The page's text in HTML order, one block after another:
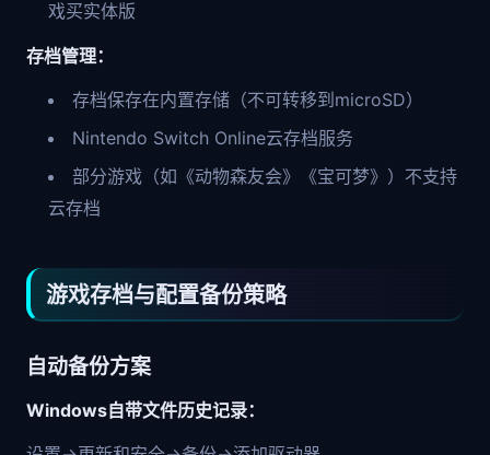
戏买实体版
存档管理：
存档保存在内置存储（不可转移到microSD）
Nintendo Switch Online云存档服务
部分游戏（如《动物森友会》《宝可梦》）不支持
云存档
游戏存档与配置备份策略
自动备份方案
Windows自带文件历史记录：